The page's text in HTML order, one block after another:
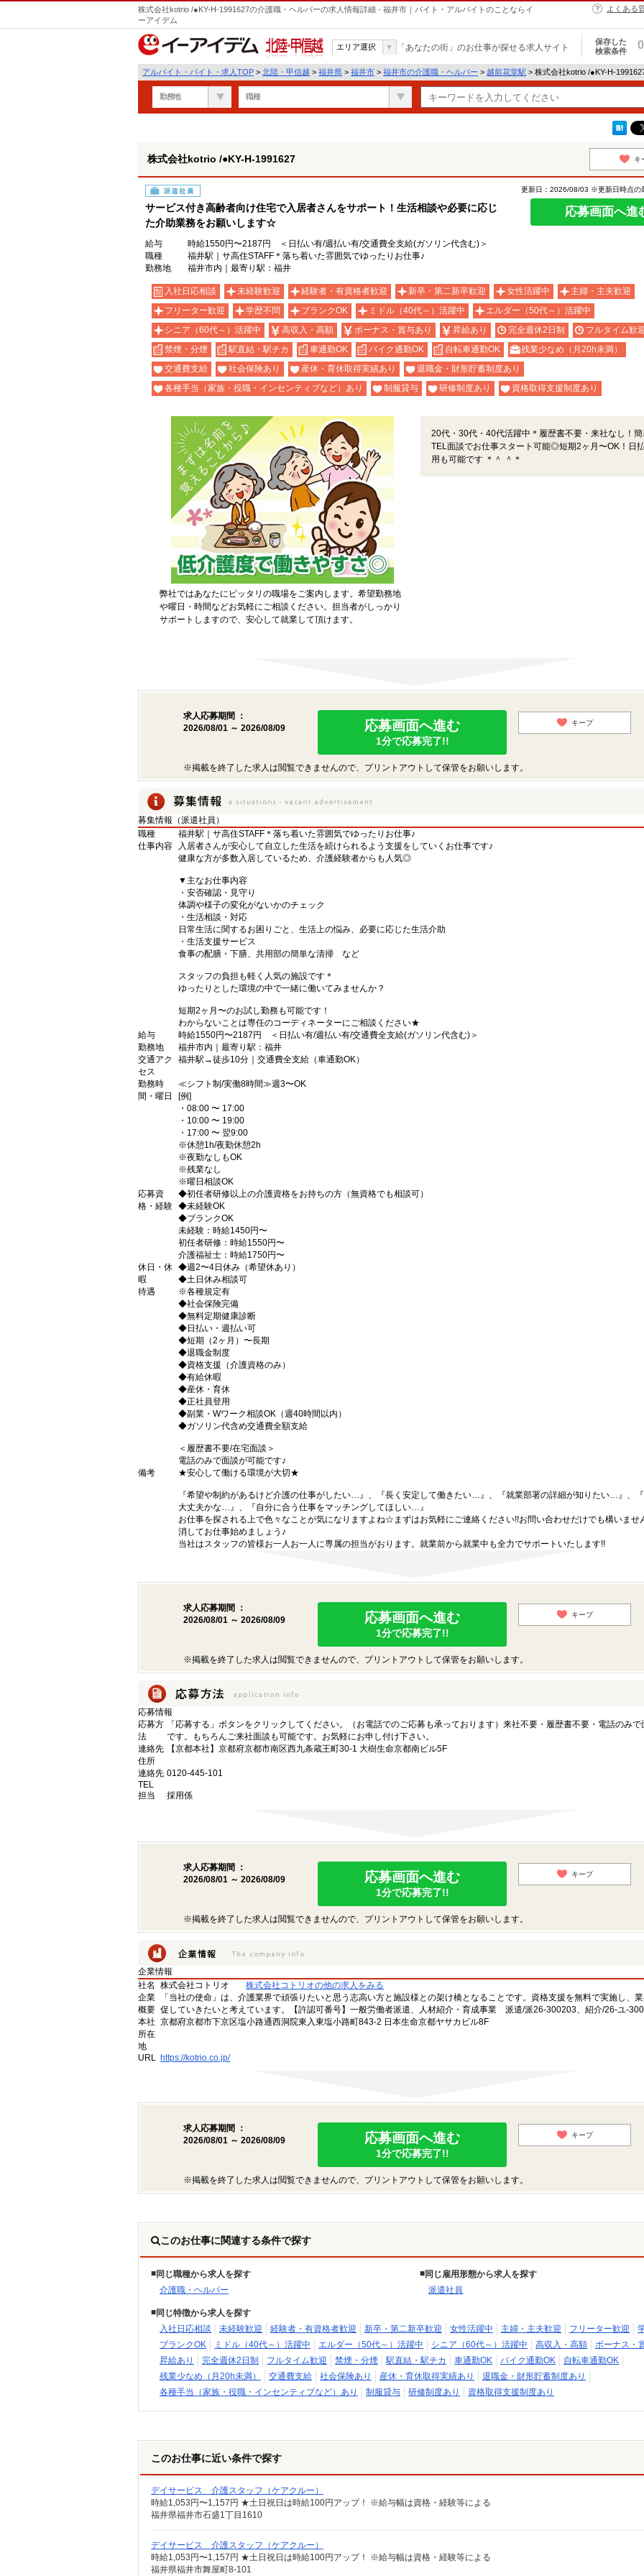
株式会社kotrio /●KY-H-1991627の介護職・ヘルパーの求人情報詳細 - 福井市｜バイト・アルバイトのことならイ
ーアイデム
よくある
北陸・甲信越
エリア選択 「あなたの街」のお仕事が探せる求人サイト
保存した
検索条件
0
アルバイト・バイト・求人TOP > 北陸・甲信越 > 福井県 > 福井市 > 福井市の介護職・ヘルパー > 越前花堂駅 > 株式会社kotrio /●KY-H-
勤務地 職種
株式会社kotrio /●KY-H-1991627 キ
派遣社員
サービス付き高齢者向け住宅で入居者さんをサポート！生活相談や必要に応じ
た介助業務をお願いします☆
更新日：2026/08/03 ※更新日時点の
応募画面へ進
給与
時給1550円〜2187円 ＜日払い有/週払い有/交通費全支給(ガソリン代含む)＞
職種
福井駅｜サ高住STAFF＊落ち着いた雰囲気でゆったりお仕事♪
勤務地
福井市内｜最寄り駅：福井
入社日応相談 未経験歓迎 経験者・有資格者歓迎 新卒・第二新卒歓迎 女性活躍中
主婦・主夫歓迎
フリーター歓迎
学歴不問 ブランクOK ミドル（40代～）活躍中
エルダー（50代～）活躍中
シニア（60代～）活躍中
高収入・高額 ボーナス・賞与あり 昇給あり 完全週休2日制
フルタイム歓
禁煙・分煙
駅直結・駅チカ 車通勤OK バイク通勤OK 自転車通勤OK
残業少なめ（月20h未満）
交通費支給
社会保険あり 産休・育休取得実績あり
退職金・財形貯蓄制度あり
各種手当（家族・役職・インセンティブなど）あり
制服貸与 研修制度あり 資格取得支援制度あり
弊社ではあなたにピッタリの職場をご案内します。希望勤務地
や曜日・時間などお気軽にご相談ください。担当者がしっかり
サポートしますので、安心して就業して頂けます。
20代・30代・40代活躍中＊履歴書不要・来社なし！簡
TEL面談でお仕事スタート可能◎短期2ヶ月〜OK！日
用も可能です ＊＾ ＾＊
求人応募期間 ：
2026/08/01 ～ 2026/08/09
応募画面へ進む
1分で応募完了!!
キープ
※掲載を終了した求人は閲覧できませんので、プリントアウトして保管をお願いします。
募集情報（派遣社員）
職種
福井駅｜サ高住STAFF＊落ち着いた雰囲気でゆったりお仕事♪
仕事内容
入居者さんが安心して自立した生活を続けられるよう支援をしていくお仕事です♪
健康な方が多数入居しているため、介護経験者からも人気◎
▼主なお仕事内容
・安否確認・見守り
体調や様子の変化がないかのチェック
・生活相談・対応
日常生活に関するお困りごと、生活上の悩み、必要に応じた生活介助
・生活支援サービス
食事の配膳・下膳、共用部の簡単な清掃 など
スタッフの負担も軽く人気の施設です＊
ゆったりとした環境の中で一緒に働いてみませんか？
短期2ヶ月〜のお試し勤務も可能です！
わからないことは専任のコーディネーターにご相談ください★
給与
時給1550円〜2187円 ＜日払い有/週払い有/交通費全支給(ガソリン代含む)＞
勤務地
福井市内｜最寄り駅：福井
交通アク
セス
福井駅→徒歩10分｜交通費全支給（車通勤OK）
勤務時
間・曜日
≪シフト制/実働8時間≫週3〜OK
[例]
・08:00 〜 17:00
・10:00 〜 19:00
・17:00 〜 翌9:00
※休憩1h/夜勤休憩2h
※夜勤なしもOK
※残業なし
※曜日相談OK
応募資
格・経験
◆初任者研修以上の介護資格をお持ちの方（無資格でも相談可）
◆未経験OK
◆ブランクOK
未経験：時給1450円〜
初任者研修：時給1550円〜
介護福祉士：時給1750円〜
休日・休
暇
◆週2〜4日休み（希望休あり）
◆土日休み相談可
待遇
※各種規定有
◆社会保険完備
◆無料定期健康診断
◆日払い・週払い可
◆短期（2ヶ月）〜長期
◆退職金制度
◆資格支援（介護資格のみ）
◆有給休暇
◆産休・育休
◆正社員登用
◆副業・Wワーク相談OK（週40時間以内）
◆ガソリン代含め交通費全額支給
＜履歴書不要/在宅面談＞
電話のみで面談が可能です♪
備考
★安心して働ける環境が大切★
『希望や制約があるけど介護の仕事がしたい…』、『長く安定して働きたい…』、『就業部署の詳細が知りたい…』、
大丈夫かな…』、『自分に合う仕事をマッチングしてほしい…』
お仕事を探される上で色々なことが気になりますよね☆まずはお気軽にご連絡ください!!お問い合わせだけでも構いませ
消してお仕事始めましょう♪
当社はスタッフの皆様お一人お一人に専属の担当がおります。就業前から就業中も全力でサポートいたします!!
求人応募期間 ：
2026/08/01 ～ 2026/08/09
応募画面へ進む
1分で応募完了!!
キープ
※掲載を終了した求人は閲覧できませんので、プリントアウトして保管をお願いします。
応募情報
応募方
法
「応募する」ボタンをクリックしてください。（お電話でのご応募も承っております）来社不要・履歴書不要・電話のみで
です。もちろんご来社面談も可能です。お気軽にお申し付け下さい。
連絡先
住所
【京都本社】京都府京都市南区西九条蔵王町30-1 大樹生命京都南ビル5F
連絡先
TEL
0120-445-101
担当 採用係
求人応募期間 ：
2026/08/01 ～ 2026/08/09
応募画面へ進む
1分で応募完了!!
キープ
※掲載を終了した求人は閲覧できませんので、プリントアウトして保管をお願いします。
企業情報
社名
株式会社コトリオ
株式会社コトリオの他の求人をみる
企業
概要
「当社の使命」は、介護業界で頑張りたいと思う志高い方と施設様との架け橋となることです。資格支援を無料で実施し、
促していきたいと考えています。【許認可番号】一般労働者派遣、人材紹介・育成事業 派遣/派26-300203、紹介/26-ユ-
本社
所在
地
京都府京都市下京区塩小路通西洞院東入東塩小路町843-2 日本生命京都ヤサカビル8F
URL https://kotrio.co.jp/
求人応募期間 ：
2026/08/01 ～ 2026/08/09
応募画面へ進む
1分で応募完了!!
キープ
※掲載を終了した求人は閲覧できませんので、プリントアウトして保管をお願いします。
このお仕事に関連する条件で探す
同じ職種から求人を探す
介護職・ヘルパー
同じ雇用形態から求人を探す
派遣社員
同じ特徴から求人を探す
入社日応相談
未経験歓迎 経験者・有資格者歓迎 新卒・第二新卒歓迎 女性活躍中 主婦・主夫歓迎 フリーター歓迎
ブランクOK
ミドル（40代～）活躍中 エルダー（50代～）活躍中 シニア（60代～）活躍中 高収入・高額
ボーナス・
昇給あり
完全週休2日制 フルタイム歓迎 禁煙・分煙 駅直結・駅チカ 車通勤OK バイク通勤OK
自転車通勤OK
残業少なめ（月20h未満）
交通費支給 社会保険あり 産休・育休取得実績あり
退職金・財形貯蓄制度あり
各種手当（家族・役職・インセンティブなど）あり
制服貸与 研修制度あり 資格取得支援制度あり
このお仕事に近い条件で探す
デイサービス 介護スタッフ（ケアクルー）
時給1,053円〜1,157円 ★土日祝日は時給100円アップ！ ※給与幅は資格・経験等による
福井県福井市石盛1丁目1610
デイサービス 介護スタッフ（ケアクルー）
時給1,053円〜1,157円 ★土日祝日は時給100円アップ！ ※給与幅は資格・経験等による
福井県福井市舞屋町8-101